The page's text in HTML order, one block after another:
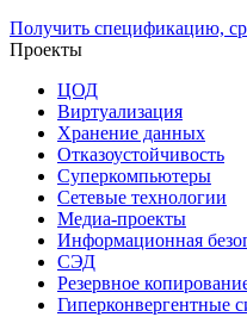
Получить спецификацию,
Проекты
ЦОД
Виртуализация
Хранение данных
Отказоустойчивость
Суперкомпьютеры
Сетевые технологии
Медиа-проекты
Информационная
СЭД
Резервное
Гиперконвергентные